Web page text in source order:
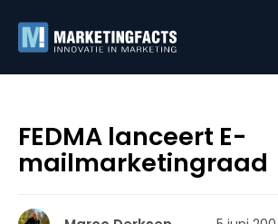
FEDMA lanceert E-
mailmarketingraad